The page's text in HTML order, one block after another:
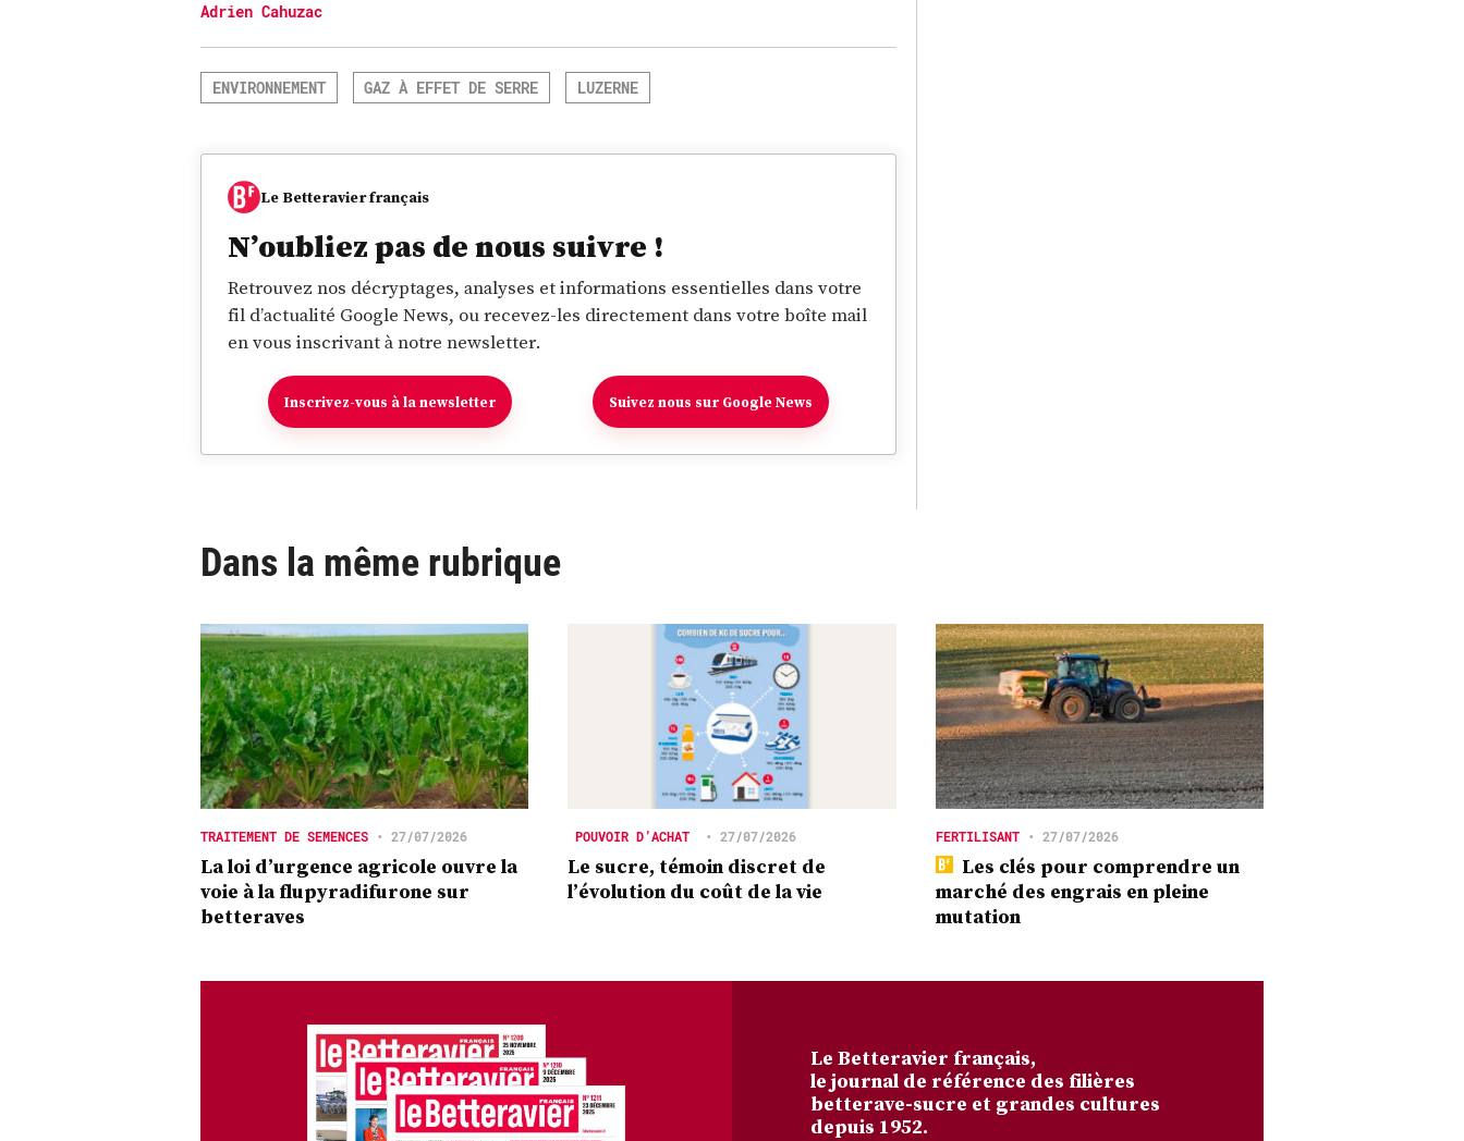
Adrien Cahuzac
ENVIRONNEMENT GAZ À EFFET DE SERRE LUZERNE
Le Betteravier français
N’oubliez pas de nous suivre !
Retrouvez nos décryptages, analyses et informations essentielles dans votre
fil d’actualité Google News, ou recevez-les directement dans votre boîte mail
en vous inscrivant à notre newsletter.
Inscrivez-vous à la newsletter Suivez nous sur Google News
Dans la même rubrique
TRAITEMENT DE SEMENCES • 27/07/2026
La loi d’urgence agricole ouvre la
voie à la flupyradifurone sur
betteraves
POUVOIR D’ACHAT • 27/07/2026
Le sucre, témoin discret de
l’évolution du coût de la vie
FERTILISANT • 27/07/2026
Les clés pour comprendre un
marché des engrais en pleine
mutation
Le Betteravier français,
le journal de référence des filières
betterave-sucre et grandes cultures
depuis 1952.